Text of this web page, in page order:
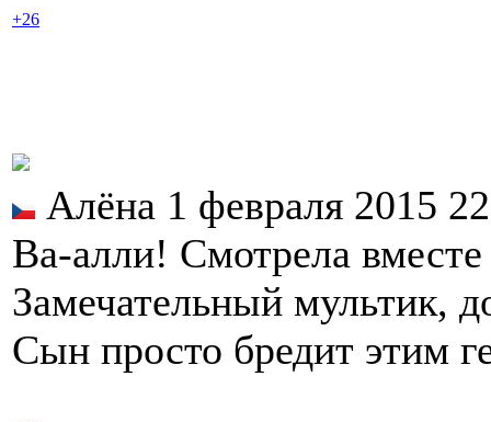
+26
Алёна 1 февраля 2015
Ва-алли! Смотрела
Замечательный мультик,
Сын просто бредит этим